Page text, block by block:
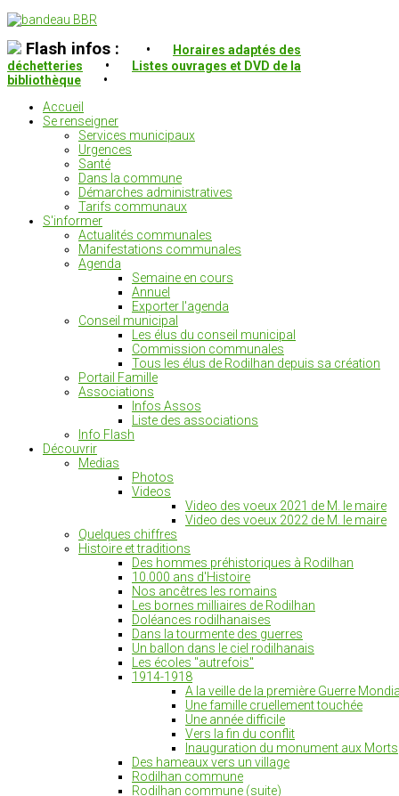
Flash infos : •
Horaires adaptés des
déchetteries
•
Listes ouvrages et DVD de la
bibliothèque
•
Accueil
Se renseigner
Services municipaux
Urgences
Santé
Dans la commune
Démarches administratives
Tarifs communaux
S'informer
Actualités communales
Manifestations communales
Agenda
Semaine en cours
Annuel
Exporter l'agenda
Conseil municipal
Les élus du conseil municipal
Commission communales
Tous les élus de Rodilhan depuis sa création
Portail Famille
Associations
Infos Assos
Liste des associations
Info Flash
Découvrir
Medias
Photos
Videos
Video des voeux 2021 de M. le maire
Video des voeux 2022 de M. le maire
Quelques chiffres
Histoire et traditions
Des hommes préhistoriques à Rodilhan
10.000 ans d'Histoire
Nos ancêtres les romains
Les bornes milliaires de Rodilhan
Doléances rodilhanaises
Dans la tourmente des guerres
Un ballon dans le ciel rodilhanais
Les écoles "autrefois"
1914-1918
A la veille de la première Guerre
Une famille cruellement touchée
Une année difficile
Vers la fin du conflit
Inauguration du monument aux Morts
Des hameaux vers un village
Rodilhan commune
Rodilhan commune (suite)